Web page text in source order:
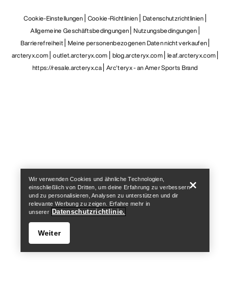
Cookie-Einstellungen Cookie-Richtlinien Datenschutzrichtlinien
Allgemeine Geschäftsbedingungen Nutzungsbedingungen
Barrierefreiheit Meine personenbezogenen Daten nicht verkaufen
arcteryx.com outlet.arcteryx.com blog.arcteryx.com leaf.arcteryx.com
https://resale.arcteryx.ca Arc'teryx - an Amer Sports Brand
Wir verwenden Cookies und ähnliche Technologien,
einschließlich von Dritten, um deine Erfahrung zu verbessern
und zu personalisieren, Analysen zu unterstützen und dir
relevante Werbung zu zeigen. Erfahre mehr in
unserer Datenschutzrichtlinie.
Weiter